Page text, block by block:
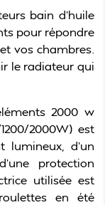
bain d’huile
pour répondre
vos chambres.
le radiateur qui
2000 w
2000W) est
lumineux, d’un
protection
utilisée est
en été